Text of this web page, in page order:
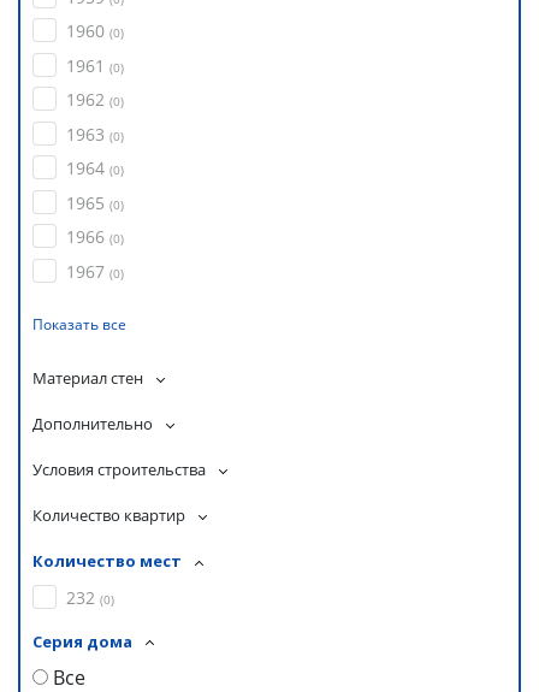
1960 (0)
1961 (0)
1962 (0)
1963 (0)
1964 (0)
1965 (0)
1966 (0)
1967 (0)
Показать все
Материал стен
Дополнительно
Условия строительства
Количество квартир
Количество мест
232 (0)
Серия дома
Все